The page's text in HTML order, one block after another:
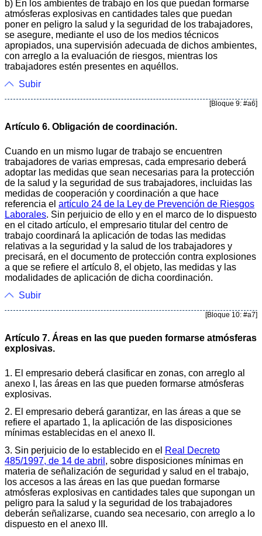
b) En los ambientes de trabajo en los que puedan formarse
atmósferas explosivas en cantidades tales que puedan
poner en peligro la salud y la seguridad de los trabajadores,
se asegure, mediante el uso de los medios técnicos
apropiados, una supervisión adecuada de dichos ambientes,
con arreglo a la evaluación de riesgos, mientras los
trabajadores estén presentes en aquéllos.
Subir
[Bloque 9: #a6]
Artículo 6. Obligación de coordinación.
Cuando en un mismo lugar de trabajo se encuentren
trabajadores de varias empresas, cada empresario deberá
adoptar las medidas que sean necesarias para la protección
de la salud y la seguridad de sus trabajadores, incluidas las
medidas de cooperación y coordinación a que hace
referencia el artículo 24 de la Ley de Prevención de Riesgos
Laborales. Sin perjuicio de ello y en el marco de lo dispuesto
en el citado artículo, el empresario titular del centro de
trabajo coordinará la aplicación de todas las medidas
relativas a la seguridad y la salud de los trabajadores y
precisará, en el documento de protección contra explosiones
a que se refiere el artículo 8, el objeto, las medidas y las
modalidades de aplicación de dicha coordinación.
Subir
[Bloque 10: #a7]
Artículo 7. Áreas en las que pueden formarse atmósferas
explosivas.
1. El empresario deberá clasificar en zonas, con arreglo al
anexo I, las áreas en las que pueden formarse atmósferas
explosivas.
2. El empresario deberá garantizar, en las áreas a que se
refiere el apartado 1, la aplicación de las disposiciones
mínimas establecidas en el anexo II.
3. Sin perjuicio de lo establecido en el Real Decreto
485/1997, de 14 de abril , sobre disposiciones mínimas en
materia de señalización de seguridad y salud en el trabajo,
los accesos a las áreas en las que puedan formarse
atmósferas explosivas en cantidades tales que supongan un
peligro para la salud y la seguridad de los trabajadores
deberán señalizarse, cuando sea necesario, con arreglo a lo
dispuesto en el anexo III.